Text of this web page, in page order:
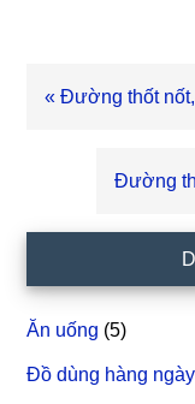
Bài
« Đường thốt
Bài
Đường
chính
Ăn uống (5)
Đồ dùng hàng ngày